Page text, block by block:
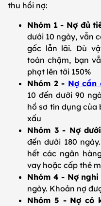
thu hồi nợ:
Nhóm 1 - Nợ đủ
dưới 10 ngày, vẫn
gốc lẫn lãi. Dù
toán chậm, bạn
phạt lên tới 150%
Nhóm 2 - Nợ cần
10 đến dưới 90
hồ sơ tín dụng của
xấu
Nhóm 3 - Nợ
đến dưới 180
hết các ngân
vay hoặc cấp thẻ
Nhóm 4 - Nợ
ngày. Khoản nợ
Nhóm 5 - Nợ có